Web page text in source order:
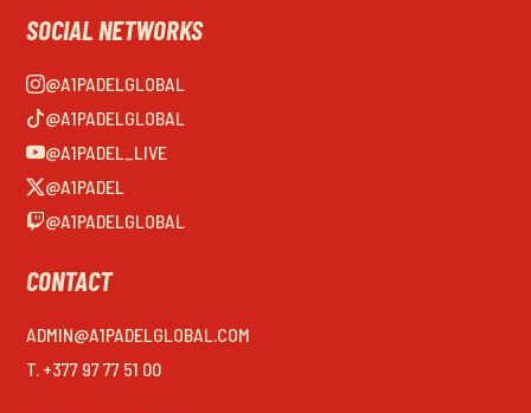
SOCIAL NETWORKS
@A1PADELGLOBAL
@A1PADELGLOBAL
@A1PADEL_LIVE
@A1PADEL
@A1PADELGLOBAL
CONTACT
ADMIN@A1PADELGLOBAL.COM
T. +377 97 77 51 00